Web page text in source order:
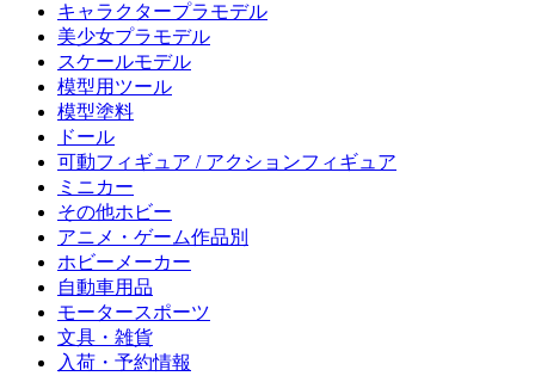
キャラクタープラモデル
美少女プラモデル
スケールモデル
模型用ツール
模型塗料
ドール
可動フィギュア / アクションフィギュア
ミニカー
その他ホビー
アニメ・ゲーム作品別
ホビーメーカー
自動車用品
モータースポーツ
文具・雑貨
入荷・予約情報